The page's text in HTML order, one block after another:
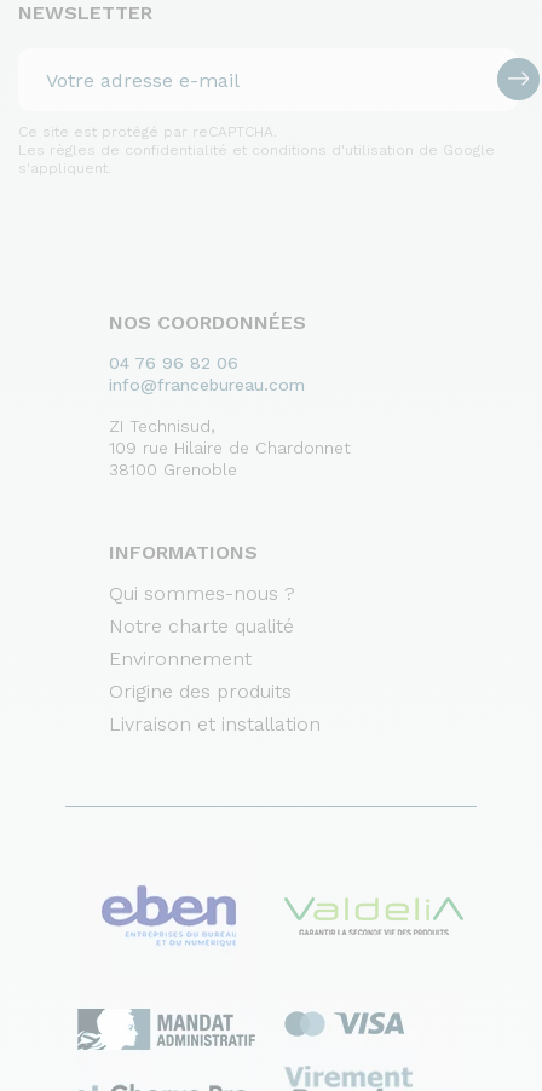
NEWSLETTER
Ce site est protégé par reCAPTCHA.
Les règles de confidentialité et conditions d'utilisation de Google
s'appliquent.
NOS COORDONNÉES
04 76 96 82 06
info@francebureau.com
ZI Technisud,
109 rue Hilaire de Chardonnet
38100 Grenoble
INFORMATIONS
Qui sommes-nous ?
Notre charte qualité
Environnement
Origine des produits
Livraison et installation